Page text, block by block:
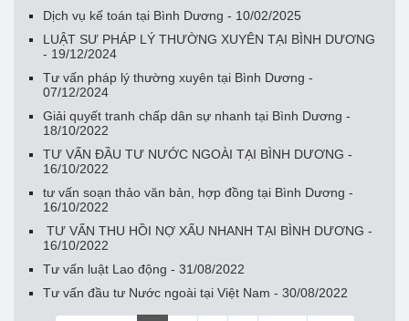
Dịch vụ kế toán tại Bình Dương - 10/02/2025
LUẬT SƯ PHÁP LÝ THƯỜNG XUYÊN TẠI BÌNH DƯƠNG
- 19/12/2024
Tư vấn pháp lý thường xuyên tại Bình Dương -
07/12/2024
Giải quyết tranh chấp dân sự nhanh tại Bình Dương -
18/10/2022
TƯ VẤN ĐẦU TƯ NƯỚC NGOÀI TẠI BÌNH DƯƠNG -
16/10/2022
tư vấn soạn thảo văn bản, hợp đồng tại Bình Dương -
16/10/2022
TƯ VẤN THU HỒI NỢ XẤU NHANH TẠI BÌNH DƯƠNG -
16/10/2022
Tư vấn luật Lao động - 31/08/2022
Tư vấn đầu tư Nước ngoài tại Việt Nam - 30/08/2022